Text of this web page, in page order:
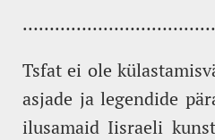
Tsfat ei ole
asjade ja legendide
ilusamaid Iisraeli